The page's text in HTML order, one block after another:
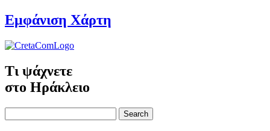
Εμφάνιση Χάρτη
Τι ψάχνετε
στο Ηράκλειο
Search